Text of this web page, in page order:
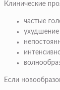
Клинические
частые
Если